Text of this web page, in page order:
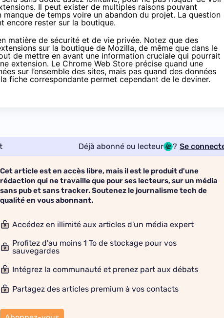
Il peut exister de multiples raisons pouvant
de temps voire un abandon du projet. La question
encore rester sur la boutique.
matière de sécurité et de vie privée. Notez que des
sur la boutique de Mozilla, de même que dans le
de mettre en avant une information cruciale qui pourrait
extension. Le Chrome Web Store précise quand une
sur l’ensemble des sites, mais pas quand des données
fiche correspondante permet cependant de le deviner.
Déjà abonné ou lecteur ? Se
Cet article est en accès libre, mais il est le produit d'une
rédaction qui ne travaille que pour ses lecteurs, sur un média
sans pub et sans tracker. Soutenez le journalisme tech de
qualité en vous abonnant.
Accédez en illimité aux articles d'un média expert
Profitez d'au moins 1 To de stockage pour vos
sauvegardes
Intégrez la communauté et prenez part aux débats
Partagez des articles premium à vos contacts